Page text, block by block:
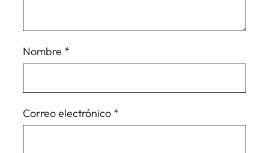
Nombre *
Correo electrónico *